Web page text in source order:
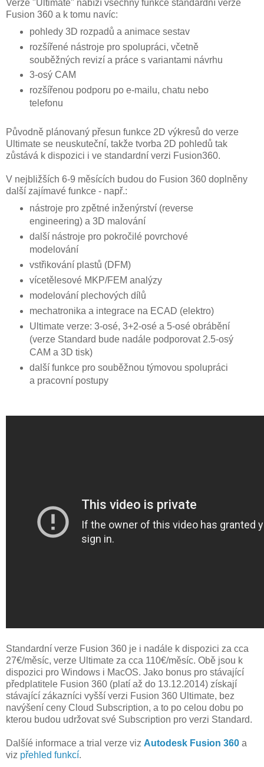
Verze "Ultimate" nabízí všechny funkce standardní verze
Fusion 360 a k tomu navíc:
pohledy 3D rozpadů a animace sestav
rozšířené nástroje pro spolupráci, včetně
souběžných revizí a práce s variantami návrhu
3-osý CAM
rozšířenou podporu po e-mailu, chatu nebo
telefonu
Původně plánovaný přesun funkce 2D výkresů do verze
Ultimate se neuskuteční, takže tvorba 2D pohledů tak
zůstává k dispozici i ve standardní verzi Fusion360.
V nejbližších 6-9 měsících budou do Fusion 360 doplněny
další zajímavé funkce - např.:
nástroje pro zpětné inženýrství (reverse
engineering) a 3D malování
další nástroje pro pokročilé povrchové
modelování
vstřikování plastů (DFM)
vícetělesové MKP/FEM analýzy
modelování plechových dílů
mechatronika a integrace na ECAD (elektro)
Ultimate verze: 3-osé, 3+2-osé a 5-osé obrábění
(verze Standard bude nadále podporovat 2.5-osý
CAM a 3D tisk)
další funkce pro souběžnou týmovou spolupráci
a pracovní postupy
Standardní verze Fusion 360 je i nadále k dispozici za cca
27€/měsíc, verze Ultimate za cca 110€/měsíc. Obě jsou k
dispozici pro Windows i MacOS. Jako bonus pro stávající
předplatitele Fusion 360 (platí až do 13.12.2014) získají
stávající zákazníci vyšší verzi Fusion 360 Ultimate, bez
navýšení ceny Cloud Subscription, a to po celou dobu po
kterou budou udržovat své Subscription pro verzi Standard.
Dalšíé informace a trial verze viz Autodesk Fusion 360 a
viz přehled funkcí.